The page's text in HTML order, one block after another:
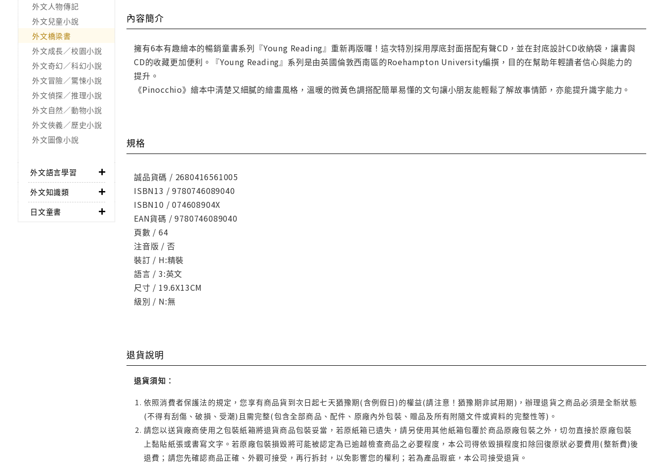
外文人物傳記
外文兒童小說
外文橋梁書
外文成長／校園小說
外文奇幻／科幻小說
外文冒險／驚悚小說
外文偵探／推理小說
外文自然／動物小說
外文俠義／歷史小說
外文圖像小說
外文語言學習
外文知識類
日文童書
內容簡介
擁有6本有趣繪本的暢銷童書系列『Young Reading』重新再版囉！這次特別採用厚底封面搭配有聲CD，並在封底設計CD收納袋，讓書與
CD的收藏更加便利。『Young Reading』系列是由英國倫敦西南區的Roehampton University編撰，目的在幫助年輕讀者信心與能力的
提升。
《Pinocchio》繪本中清楚又細膩的繪畫風格，溫暖的微黃色調搭配簡單易懂的文句讓小朋友能輕鬆了解故事情節，亦能提升識字能力。
規格
誠品貨碼 / 2680416561005
ISBN13 / 9780746089040
ISBN10 / 074608904X
EAN貨碼 / 9780746089040
頁數 / 64
注音版 / 否
裝訂 / H:精裝
語言 / 3:英文
尺寸 / 19.6X13CM
級別 / N:無
退貨說明
退貨須知：
依照消費者保護法的規定，您享有商品貨到次日起七天猶豫期(含例假日)的權益(請注意！猶豫期非試用期)，辦理退貨之商品必須是全新狀態
(不得有刮傷、破損、受潮)且需完整(包含全部商品、配件、原廠內外包裝、贈品及所有附隨文件或資料的完整性等)。
請您以送貨廠商使用之包裝紙箱將退貨商品包裝妥當，若原紙箱已遺失，請另使用其他紙箱包覆於商品原廠包裝之外，切勿直接於原廠包裝
上黏貼紙張或書寫文字。若原廠包裝損毀將可能被認定為已逾越檢查商品之必要程度，本公司得依毀損程度扣除回復原狀必要費用(整新費)後
退費；請您先確認商品正確、外觀可接受，再行拆封，以免影響您的權利；若為產品瑕疵，本公司接受退貨。